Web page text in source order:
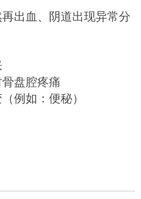
出血、阴道出现异常分
盘腔疼痛
例如：便秘）